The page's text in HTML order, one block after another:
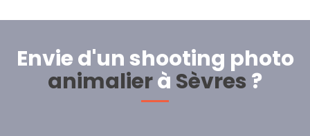
Envie d'un shooting photo
animalierà Sèvres ?